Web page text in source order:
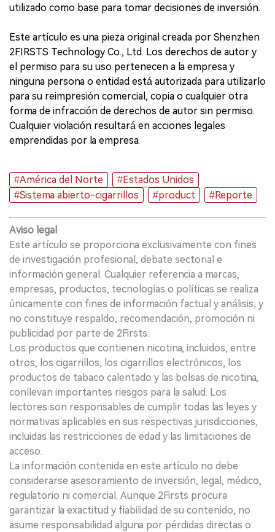
utilizado como base para tomar decisiones de inversión.
Este artículo es una pieza original creada por Shenzhen
2FIRSTS Technology Co., Ltd. Los derechos de autor y
el permiso para su uso pertenecen a la empresa y
ninguna persona o entidad está autorizada para utilizarlo
para su reimpresión comercial, copia o cualquier otra
forma de infracción de derechos de autor sin permiso.
Cualquier violación resultará en acciones legales
emprendidas por la empresa.
#América del Norte
#Estados Unidos
#Sistema abierto-cigarrillos
#product #Reporte
Aviso legal
Este artículo se proporciona exclusivamente con fines
de investigación profesional, debate sectorial e
información general. Cualquier referencia a marcas,
empresas, productos, tecnologías o políticas se realiza
únicamente con fines de información factual y análisis, y
no constituye respaldo, recomendación, promoción ni
publicidad por parte de 2Firsts.
Los productos que contienen nicotina, incluidos, entre
otros, los cigarrillos, los cigarrillos electrónicos, los
productos de tabaco calentado y las bolsas de nicotina,
conllevan importantes riesgos para la salud. Los
lectores son responsables de cumplir todas las leyes y
normativas aplicables en sus respectivas jurisdicciones,
incluidas las restricciones de edad y las limitaciones de
acceso.
La información contenida en este artículo no debe
considerarse asesoramiento de inversión, legal, médico,
regulatorio ni comercial. Aunque 2Firsts procura
garantizar la exactitud y fiabilidad de su contenido, no
asume responsabilidad alguna por pérdidas directas o